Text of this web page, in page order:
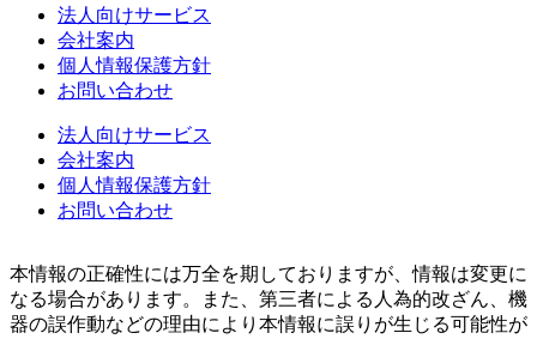
法人向けサービス
会社案内
個人情報保護方針
お問い合わせ
法人向けサービス
会社案内
個人情報保護方針
お問い合わせ
本情報の正確性には万全を期しておりますが、情報は変更に
なる場合があります。また、第三者による人為的改ざん、機
器の誤作動などの理由により本情報に誤りが生じる可能性が